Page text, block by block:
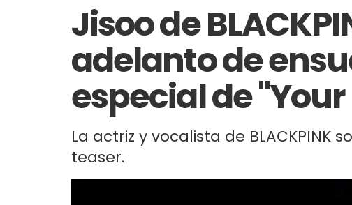
Jisoo de
adelanto de
especial de "Your
La actriz y vocalista de
teaser.